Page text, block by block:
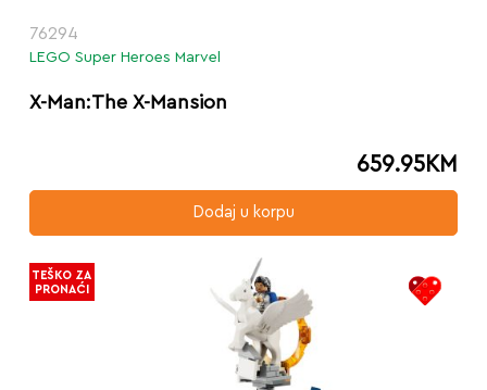
76294
LEGO Super Heroes Marvel
X-Man:The X-Mansion
659.95KM
Dodaj u korpu
TEŠKO ZA
PRONAĆI